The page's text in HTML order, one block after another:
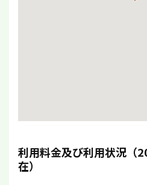
利用料金及び利用状況（
在）